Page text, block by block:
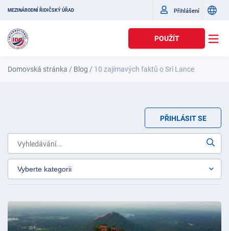
MEZINÁRODNÍ ŘIDIČSKÝ ÚŘAD Přihlášení
POUŽÍT
Domovská stránka / Blog / 10 zajímavých faktů o Srí Lance
PŘIHLÁSIT SE